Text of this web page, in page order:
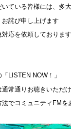
いている皆様には、多
詫び申し上げます
応を依頼しておりま
LISTEN NOW！」
常通りお聴きいただけ
でコミュニティFMを